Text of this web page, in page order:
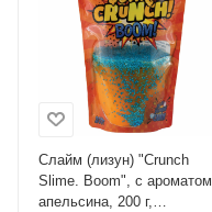
Слайм (лизун) "Crunch
Slime. Boom", с ароматом
апельсина, 200 г,